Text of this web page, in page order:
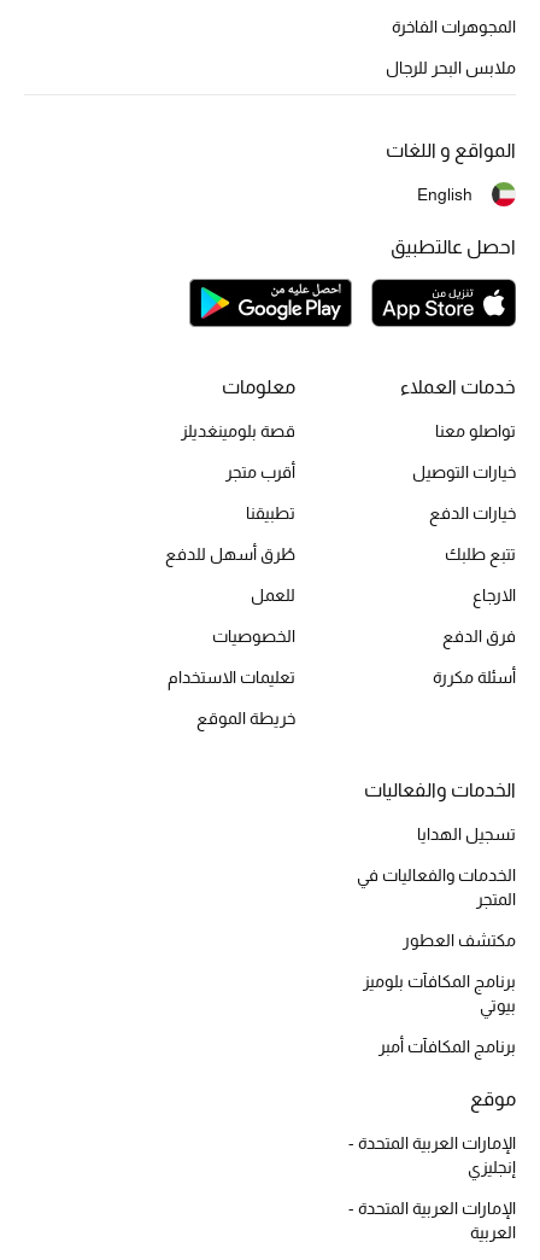
حقائب الأطفال
تسوقوا الحقائب
الموسم الجديد
أحذية النسائية
الأحذية الرجالية
أحذية للأطفال
تسوقوا الأحذية
خصومات
جميع مستحضرات الجمال
الأكثر مبيعاً
العطور
المجوهرات الفاخرة
ملابس البحر للرجال
خدمات العملاء
تواصلو معنا
خيارات التوصيل
خيارات الدفع
تتبع طلبك
الارجاع
فرق الدفع
أسئلة مكررة
معلومات
قصة بلومينغديلز
أقرب متجر
تطبيقنا
طُرق أسهل للدفع
للعمل
الخصوصيات
تعليمات الاستخدام
خريطة الموقع
الخدمات والفعاليات
تسجيل الهدايا
الخدمات والفعاليات في
المتجر
مكتشف العطور
برنامج المكافآت بلوميز
بيوتي
برنامج المكافآت أمبر
موقع
الإمارات العربية المتحدة -
إنجليزي
الإمارات العربية المتحدة -
العربية
المواقع و اللغات
English
احصل عالتطبيق